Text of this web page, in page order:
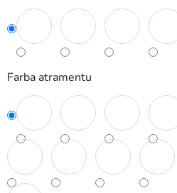
Farba atramentu